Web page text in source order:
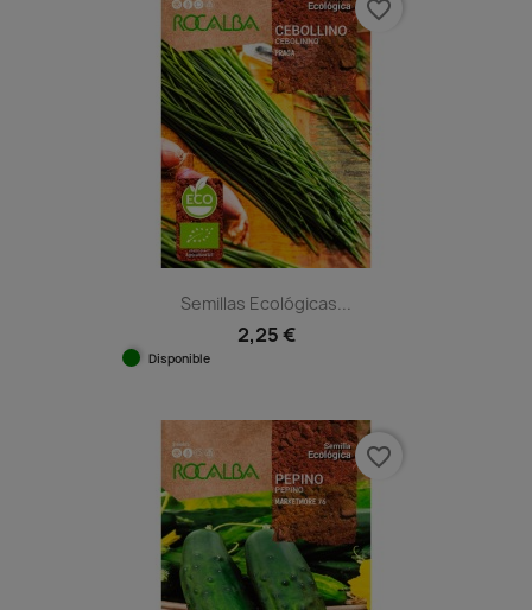
Semillas Ecológicas...
2,25 €
Disponible
favorite_border
favorite_border